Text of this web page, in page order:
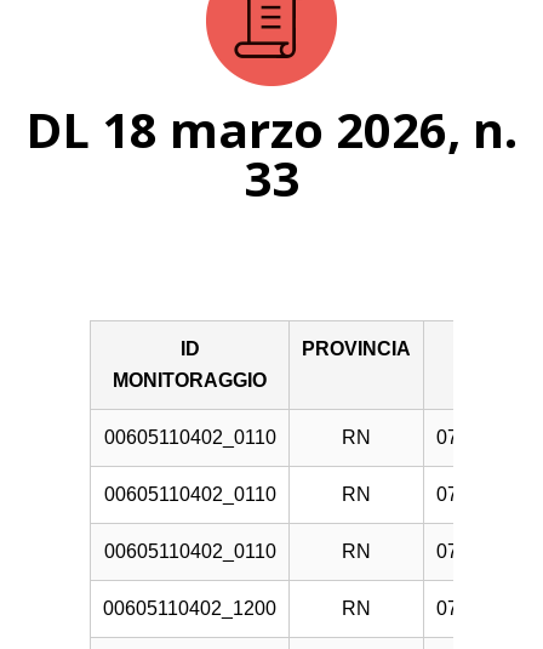
DL 18 marzo 2026, n.
33
ID
MONITORAGGIO
PROVINCIA
00605110402_0110 RN 07/08/2026
00605110402_0110 RN 07/08/2026
00605110402_0110 RN 07/08/2026
00605110402_1200 RN 07/08/2026